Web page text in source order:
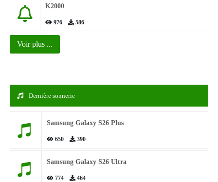
K2000
976 586
Voir plus ...
Dernière sonnerie
Samsung Galaxy S26 Plus
650 390
Samsung Galaxy S26 Ultra
774 464